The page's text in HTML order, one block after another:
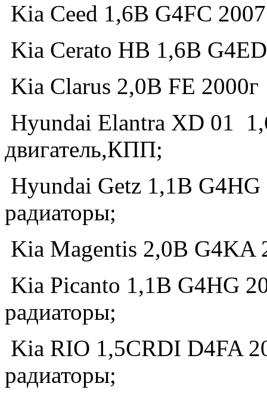
Kia Ceed 1,6B G4FC
Kia Сerato HB 1,6B
Kia Clarus 2,0B FE
Hyundai Elantra XD 01
двигатель,КПП;
Hyundai Getz 1,1B
радиаторы;
Kia Magentis 2,0B G4KA
Kia Picanto 1,1B G4HG
радиаторы;
Kia RIO 1,5CRDI D4FA
радиаторы;